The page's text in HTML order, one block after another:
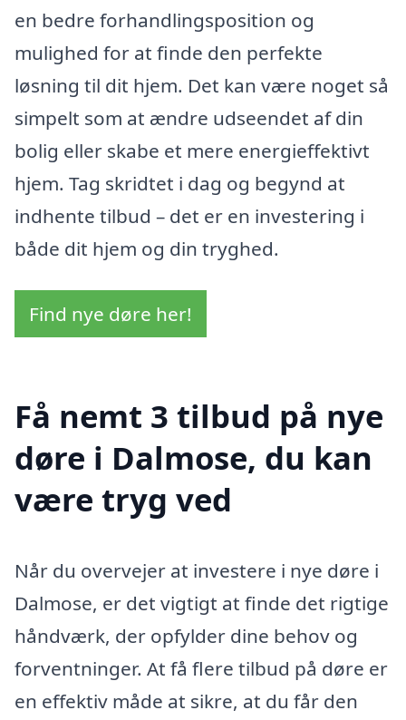
en bedre forhandlingsposition og
mulighed for at finde den perfekte
løsning til dit hjem. Det kan være noget så
simpelt som at ændre udseendet af din
bolig eller skabe et mere energieffektivt
hjem. Tag skridtet i dag og begynd at
indhente tilbud – det er en investering i
både dit hjem og din tryghed.
Find nye døre her!
Få nemt 3 tilbud på nye
døre i Dalmose, du kan
være tryg ved
Når du overvejer at investere i nye døre i
Dalmose, er det vigtigt at finde det rigtige
håndværk, der opfylder dine behov og
forventninger. At få flere tilbud på døre er
en effektiv måde at sikre, at du får den